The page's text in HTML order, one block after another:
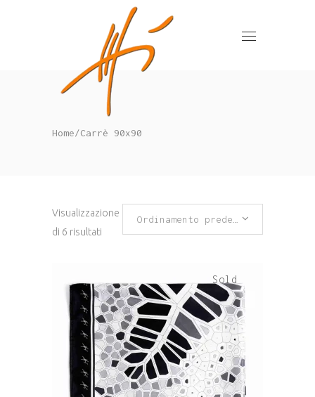
Home/Carrè 90x90
Visualizzazione
di 6 risultati
Sold